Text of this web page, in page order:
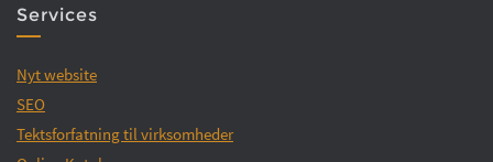
Services
Nyt website
SEO
Tektsforfatning til virksomheder